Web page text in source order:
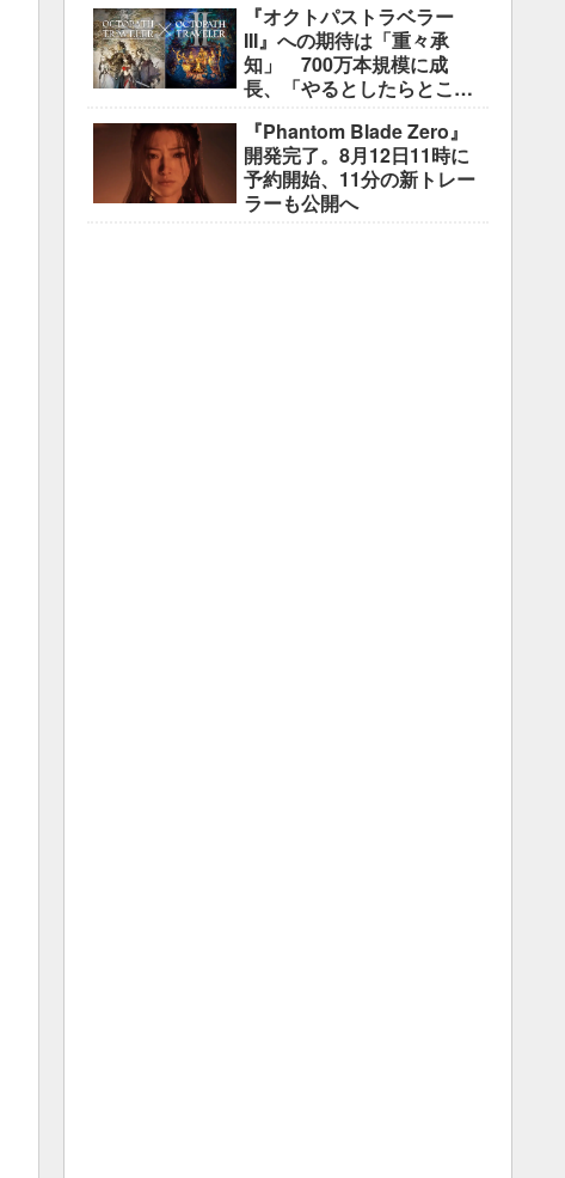
『オクトパストラベラー
III』への期待は「重々承
知」 700万本規模に成
長、「やるとしたらとこと
『Phantom Blade Zero』
開発完了。8月12日11時に
予約開始、11分の新トレー
ラーも公開へ